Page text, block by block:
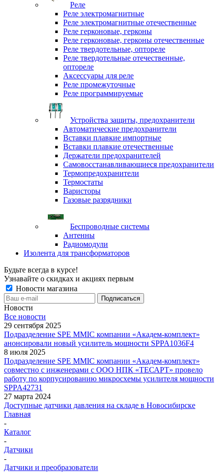
Реле
Реле электромагнитные
Реле электромагнитные отечественные
Реле герконовые, герконы
Реле герконовые, герконы отечественные
Реле твердотельные, оптореле
Реле твердотельные отечественные,
оптореле
Аксессуары для реле
Реле промежуточные
Реле программируемые
Устройства защиты, предохранители
Автоматические предохранители
Вставки плавкие импортные
Вставки плавкие отечественные
Держатели предохранителей
Самовосстанавливающиеся предохранители
Термопредохранители
Термостаты
Варисторы
Газовые разрядники
Беспроводные системы
Антенны
Радиомодули
Изолента для трансформаторов
Будьте всегда в курсе!
Узнавайте о скидках и акциях первым
Новости магазина
Новости
Все новости
29 сентября 2025
Подразделение SPE MMIC компании «Академ-комплект»
анонсировали новый усилитель мощности SPPA1036F4
8 июля 2025
Подразделение SPE MMIC компании «Академ-комплект»
совместно с инженерами с ООО НПК «ТЕСАРТ» провело
работу по корпусированию микросхемы усилителя мощности
SPPA42731
27 марта 2024
Доступные датчики давления на складе в Новосибирске
Главная
-
Каталог
-
Датчики
-
Датчики и преобразователи